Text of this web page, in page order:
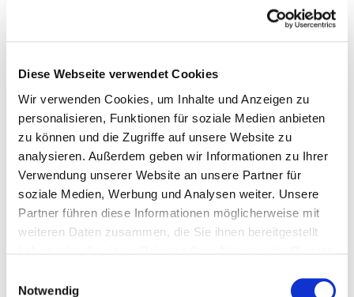
Diese Webseite verwendet Cookies
Wir verwenden Cookies, um Inhalte und Anzeigen zu
personalisieren, Funktionen für soziale Medien anbieten
zu können und die Zugriffe auf unsere Website zu
analysieren. Außerdem geben wir Informationen zu Ihrer
Verwendung unserer Website an unsere Partner für
soziale Medien, Werbung und Analysen weiter. Unsere
Partner führen diese Informationen möglicherweise mit
weiteren Daten zusammen, die Sie ihnen bereitgestellt
Weitere Informationen finden Sie in
Notwendig
anspruchsvolles und wohl ausgewähltes Sortiment in der
Bremer Neustadt an. Daneben hielt die Jury die
besondere Ladengestaltung, ihre Verankerung im
Stadtteil sowie den Einsatz der Buchhandlung für die
Leseförderung für auszeichnungswürdig. „Dieser Einsatz
für das Buch in seinen
Kietz ist beispielhaft“.
wurden von der WfB Wirtschaftsförderung Bremen